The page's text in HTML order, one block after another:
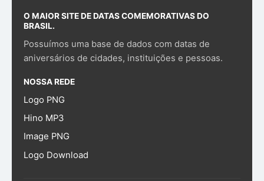
O MAIOR SITE DE DATAS COMEMORATIVAS DO
BRASIL.
Possuímos uma base de dados com datas de
aniversários de cidades, instituições e pessoas.
NOSSA REDE
Logo PNG
Hino MP3
Image PNG
Logo Download